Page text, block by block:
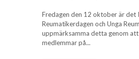
Fredagen den 12 oktober är det
Reumatikerdagen och Unga
uppmärksamma detta genom att
medlemmar på...